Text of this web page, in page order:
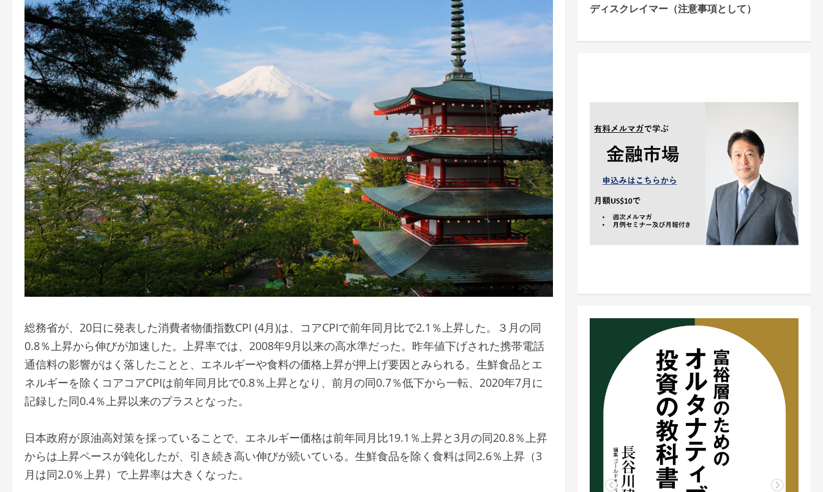
総務省が、20日に発表した消費者物価指数CPI (4月)は、コアCPIで前年同月比で2.1％上昇した。３月の同
0.8％上昇から伸びが加速した。上昇率では、2008年9月以来の高水準だった。昨年値下げされた携帯電話
通信料の影響がはく落したことと、エネルギーや食料の価格上昇が押上げ要因とみられる。生鮮食品とエ
ネルギーを除くコアコアCPIは前年同月比で0.8％上昇となり、前月の同0.7％低下から一転、2020年7月に
記録した同0.4％上昇以来のプラスとなった。
日本政府が原油高対策を採っていることで、エネルギー価格は前年同月比19.1％上昇と3月の同20.8％上昇
からは上昇ペースが鈍化したが、引き続き高い伸びが続いている。生鮮食品を除く食料は同2.6％上昇（3
月は同2.0％上昇）で上昇率は大きくなった。
ディスクレイマー（注意事項として）